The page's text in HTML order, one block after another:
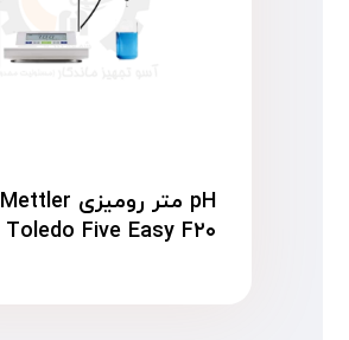
pH متر رومیزی Mettler
Toledo Five Easy F۲۰